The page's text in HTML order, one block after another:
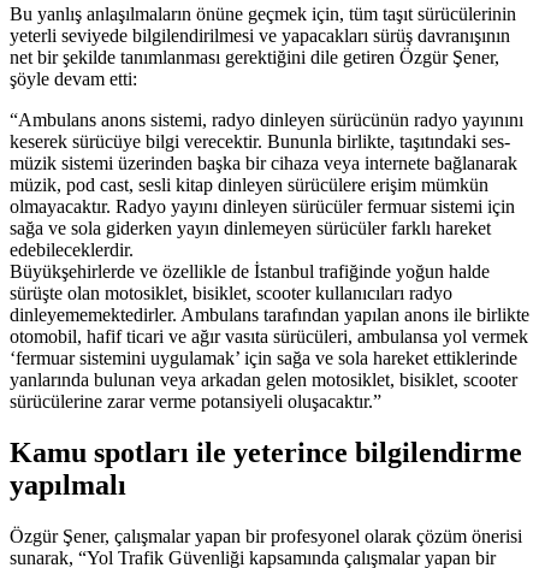
Bu yanlış anlaşılmaların önüne geçmek için, tüm taşıt sürücülerinin
yeterli seviyede bilgilendirilmesi ve yapacakları sürüş davranışının
net bir şekilde tanımlanması gerektiğini dile getiren Özgür Şener,
şöyle devam etti:
“Ambulans anons sistemi, radyo dinleyen sürücünün radyo yayınını
keserek sürücüye bilgi verecektir. Bununla birlikte, taşıtındaki ses-
müzik sistemi üzerinden başka bir cihaza veya internete bağlanarak
müzik, pod cast, sesli kitap dinleyen sürücülere erişim mümkün
olmayacaktır. Radyo yayını dinleyen sürücüler fermuar sistemi için
sağa ve sola giderken yayın dinlemeyen sürücüler farklı hareket
edebileceklerdir.
Büyükşehirlerde ve özellikle de İstanbul trafiğinde yoğun halde
sürüşte olan motosiklet, bisiklet, scooter kullanıcıları radyo
dinleyememektedirler. Ambulans tarafından yapılan anons ile birlikte
otomobil, hafif ticari ve ağır vasıta sürücüleri, ambulansa yol vermek
‘fermuar sistemini uygulamak’ için sağa ve sola hareket ettiklerinde
yanlarında bulunan veya arkadan gelen motosiklet, bisiklet, scooter
sürücülerine zarar verme potansiyeli oluşacaktır.”
Kamu spotları ile yeterince bilgilendirme
yapılmalı
Özgür Şener, çalışmalar yapan bir profesyonel olarak çözüm önerisi
sunarak, “Yol Trafik Güvenliği kapsamında çalışmalar yapan bir